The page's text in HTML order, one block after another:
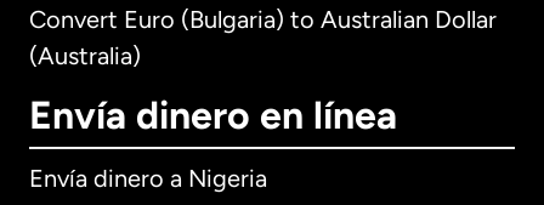
Convert Euro (Bulgaria) to Australian Dollar
(Australia)
Envía dinero en línea
Envía dinero a Nigeria